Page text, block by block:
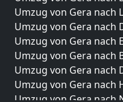
Umzug von Gera nach
Umzug von Gera nach
Umzug von Gera nach
Umzug von Gera nach
Umzug von Gera nach
Umzug von Gera nach
Umzug von Gera nach